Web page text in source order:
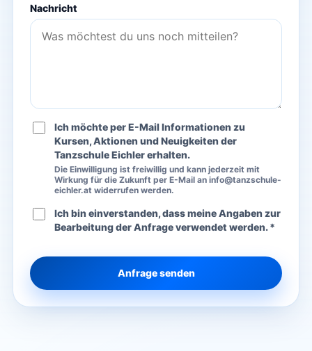
Nachricht
Ich möchte per E-Mail Informationen zu
Kursen, Aktionen und Neuigkeiten der
Tanzschule Eichler erhalten.
Die Einwilligung ist freiwillig und kann jederzeit mit
Wirkung für die Zukunft per E-Mail an info@tanzschule-
eichler.at widerrufen werden.
Ich bin einverstanden, dass meine Angaben zur
Bearbeitung der Anfrage verwendet werden. *
Anfrage senden